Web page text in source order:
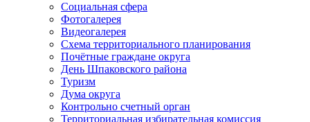
Социальная сфера
Фотогалерея
Видеогалерея
Схема территориального планирования
Почётные граждане округа
День Шпаковского района
Туризм
Дума округа
Контрольно счетный орган
Территориальная избирательная комиссия